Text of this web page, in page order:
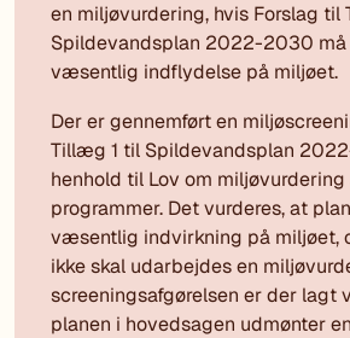
en miljøvurdering, hvis Forslag til
Spildevandsplan 2022-2030 må
væsentlig indflydelse på miljøet.
Der er gennemført en
Tillæg 1 til Spildevandsplan
henhold til Lov om
programmer. Det vurderes, at
væsentlig indvirkning på miljøet,
ikke skal udarbejdes en
screeningsafgørelsen er der lagt
planen i hovedsagen udmønter